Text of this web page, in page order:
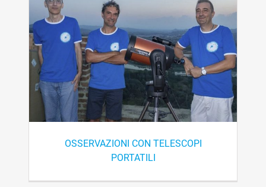
OSSERVAZIONI CON TELESCOPI
PORTATILI